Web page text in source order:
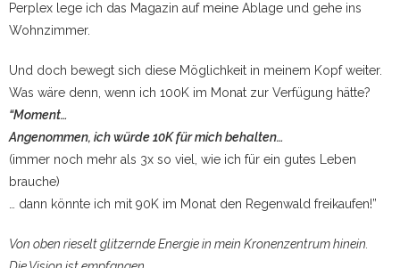
Perplex lege ich das Magazin auf meine Ablage und gehe ins
Wohnzimmer.
Und doch bewegt sich diese Möglichkeit in meinem Kopf weiter.
Was wäre denn, wenn ich 100K im Monat zur Verfügung hätte?
“Moment…
Angenommen, ich würde 10K für mich behalten…
(immer noch mehr als 3x so viel, wie ich für ein gutes Leben
brauche)
… dann könnte ich mit 90K im Monat den Regenwald freikaufen!”
Von oben rieselt glitzernde Energie in mein Kronenzentrum hinein.